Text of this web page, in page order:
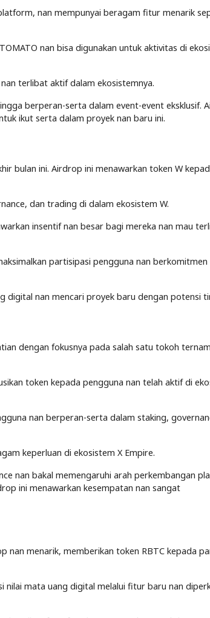
nan mempunyai beragam fitur menarik
nan bisa digunakan untuk aktivitas di
terlibat aktif dalam ekosistemnya.
berperan-serta dalam event-event eksklusif.
ikut serta dalam proyek nan baru ini.
bulan ini. Airdrop ini menawarkan token W
dan trading di dalam ekosistem W.
insentif nan besar bagi mereka nan mau
partisipasi pengguna nan berkomitmen
digital nan mencari proyek baru dengan potensi
dengan fokusnya pada salah satu tokoh
token kepada pengguna nan telah aktif di
nan berperan-serta dalam staking,
keperluan di ekosistem X Empire.
nan bakal memengaruhi arah perkembangan
ini menawarkan kesempatan nan sangat
nan menarik, memberikan token RBTC kepada
mata uang digital melalui fitur baru nan